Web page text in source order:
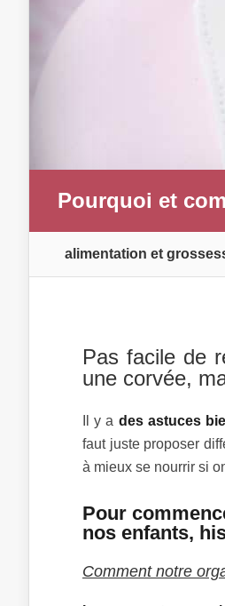
Pourquoi et
alimentation et
Pas facile de
une corvée,
Il y a des astuces
faut juste proposer
à mieux se nourrir si
Pour
nos enfants,
Comment notre